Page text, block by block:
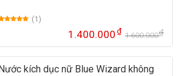
(1)
1.600.000₫
1.400.000₫
kích dục nữ Blue Wizard không